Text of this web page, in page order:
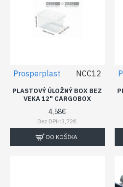
Prosperplast NCC12
PLASTOVÝ ÚLOŽNÝ BOX BEZ
VEKA 12" CARGOBOX
4,58€
Bez DPH:3,72€
DO KOŠÍKA